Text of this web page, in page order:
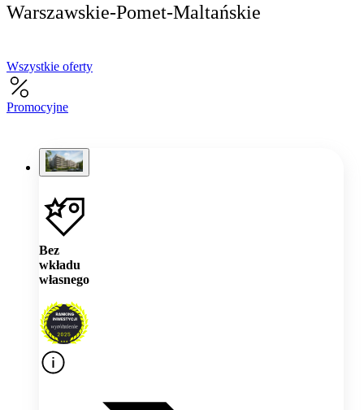
Warszawskie-Pomet-Maltańskie
Wszystkie oferty
Promocyjne
Bez
wkładu
własnego